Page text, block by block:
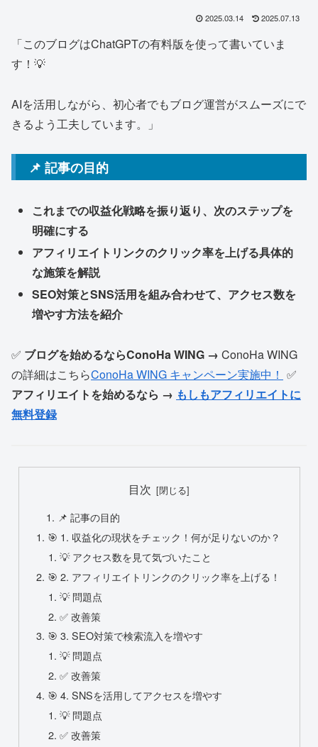
2025.03.14 2025.07.13
「このブログはChatGPTの有料版を使って書いていま
す！💡
AIを活用しながら、初心者でもブログ運営がスムーズにで
きるよう工夫しています。」
📌 記事の目的
これまでの収益化戦略を振り返り、次のステップを
明確にする
アフィリエイトリンクのクリック率を上げる具体的
な施策を解説
SEO対策とSNS活用を組み合わせて、アクセス数を
増やす方法を紹介
✅ ブログを始めるならConoHa WING → ConoHa WING
の詳細はこちらConoHa WING キャンペーン実施中！ ✅
アフィリエイトを始めるなら → もしもアフィリエイトに
無料登録
目次
📌 記事の目的
🎯 1. 収益化の現状をチェック！何が足りないのか？
💡 アクセス数を見て気づいたこと
🎯 2. アフィリエイトリンクのクリック率を上げる！
💡 問題点
✅ 改善策
🎯 3. SEO対策で検索流入を増やす
💡 問題点
✅ 改善策
🎯 4. SNSを活用してアクセスを増やす
💡 問題点
✅ 改善策